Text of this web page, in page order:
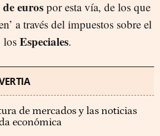
euros por esta vía, de los que
a través del impuestos sobre el
losEspeciales.
de mercados y las noticias
económica